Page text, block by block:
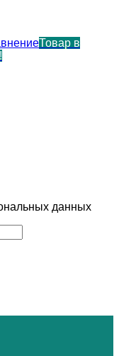
Товар в
данных